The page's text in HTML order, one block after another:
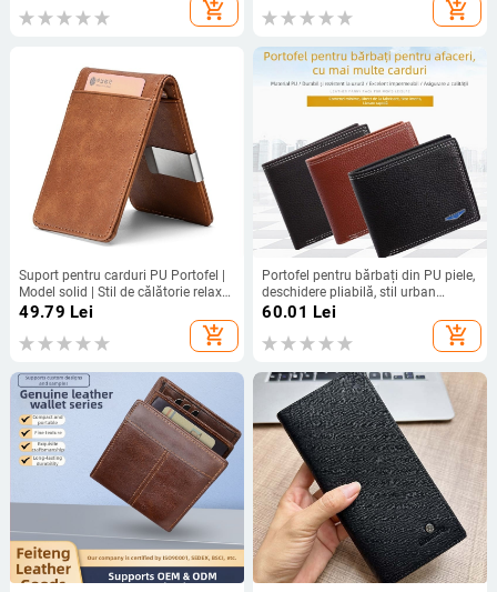
unisex, portofel scurt din piele deadd_shopping_cart add_shopping_cart
Suport pentru carduri PU Portofel |
Model solid | Stil de călătorie relaxat
| Poate fi depozitat | Primăvara
2025 (PU; Model solid; Stil de
călătorie; Poate fi depozitat;
49.79 Lei
add_shopping_cart
Portofel pentru bărbați din PU piele,
deschidere pliabilă, stil urban
minimalist, căptușeală poliester,
60.01 Lei
add_shopping_cart